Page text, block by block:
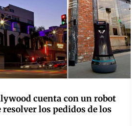
cuenta con un robot
resolver los pedidos de los